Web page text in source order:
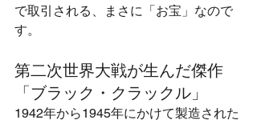
で取引される、まさに「お宝」なので
す。
第二次世界大戦が生んだ傑作
「ブラック・クラックル」
1942年から1945年にかけて製造された